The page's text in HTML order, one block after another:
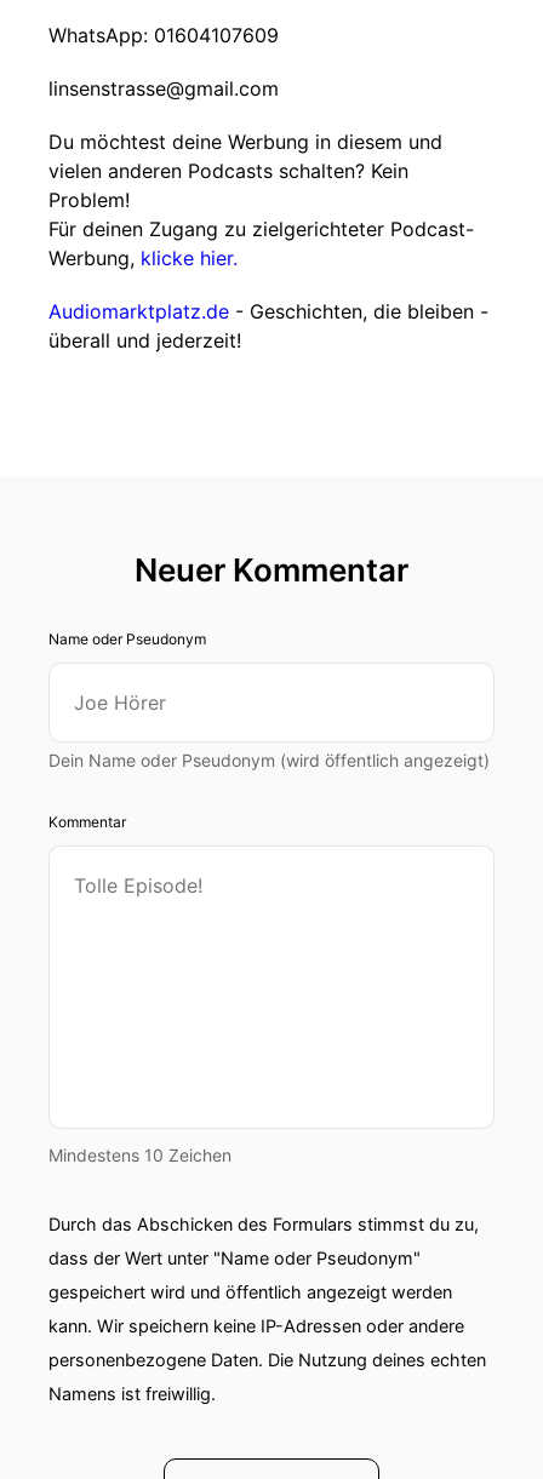
WhatsApp: 01604107609
linsenstrasse@gmail.com
Du möchtest deine Werbung in diesem und
vielen anderen Podcasts schalten? Kein
Problem!
Für deinen Zugang zu zielgerichteter Podcast-
Werbung, klicke hier.
Audiomarktplatz.de - Geschichten, die bleiben -
überall und jederzeit!
Neuer Kommentar
Name oder Pseudonym
Dein Name oder Pseudonym (wird öffentlich angezeigt)
Kommentar
Mindestens 10 Zeichen
Durch das Abschicken des Formulars stimmst du zu,
dass der Wert unter "Name oder Pseudonym"
gespeichert wird und öffentlich angezeigt werden
kann. Wir speichern keine IP-Adressen oder andere
personenbezogene Daten. Die Nutzung deines echten
Namens ist freiwillig.